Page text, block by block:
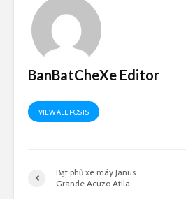
BanBatCheXe Editor
VIEW ALL POSTS
Bạt phủ xe máy Janus
Grande Acuzo Atila